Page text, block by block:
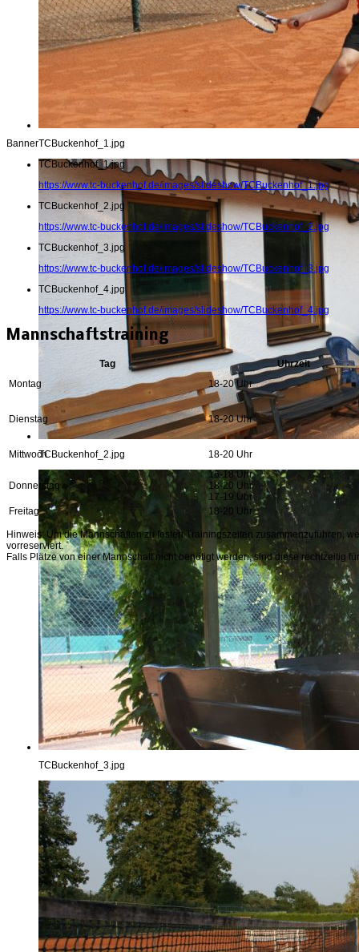
TCBuckenhof_1.jpg
TCBuckenhof_2.jpg
TCBuckenhof_3.jpg
Banner
TCBuckenhof_1.jpg
https://www.tc-buckenhof.de/images/slideshow/TCBuckenhof_1.jpg
TCBuckenhof_2.jpg
https://www.tc-buckenhof.de/images/slideshow/TCBuckenhof_2.jpg
TCBuckenhof_3.jpg
https://www.tc-buckenhof.de/images/slideshow/TCBuckenhof_3.jpg
TCBuckenhof_4.jpg
https://www.tc-buckenhof.de/images/slideshow/TCBuckenhof_4.jpg
Mannschaftstraining
Tag
Uhrzeit
Montag
18-20 Uhr
Dienstag 18-20 Uhr
Mittwoch 18-20 Uhr
Donnerstag
16-18 Uhr
18-20 Uhr
17-19 Uhr
Freitag
18-20 Uhr
Hinweis: Um die Mannschaften zu festen Trainingszeiten zusammenzuführen,
vorreserviert.
Falls Plätze von einer Mannschaft nicht benötigt werden, sind diese rechtzeitig